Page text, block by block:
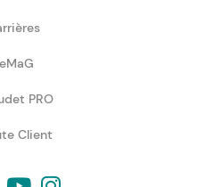
PRO
Client